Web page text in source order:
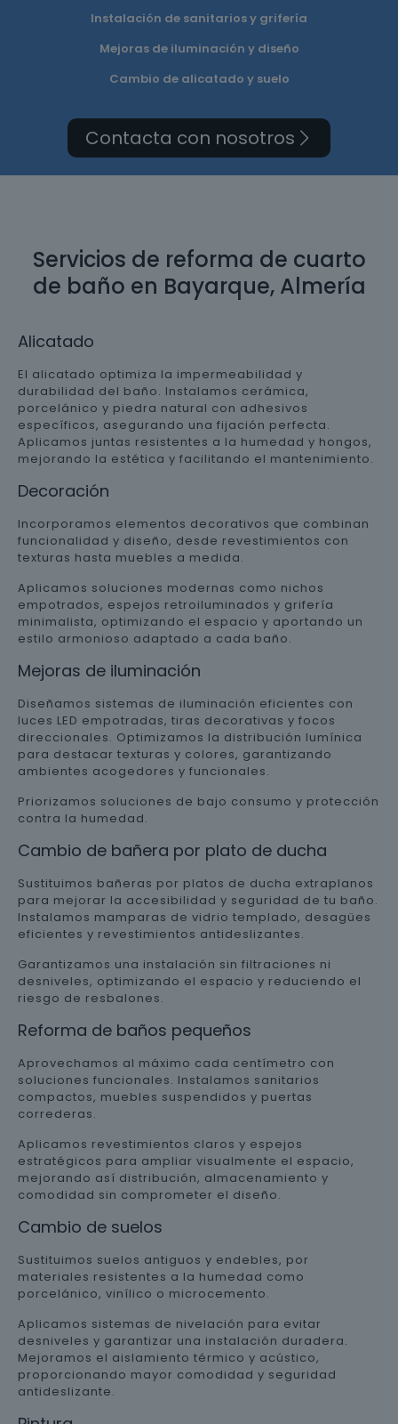
Instalación de sanitarios y grifería
Mejoras de iluminación y diseño
Cambio de alicatado y suelo
Contacta con nosotros
Servicios de reforma de cuarto
de baño en Bayarque, Almería
Alicatado
El alicatado optimiza la impermeabilidad y
durabilidad del baño. Instalamos cerámica,
porcelánico y piedra natural con adhesivos
específicos, asegurando una fijación perfecta.
Aplicamos juntas resistentes a la humedad y hongos,
mejorando la estética y facilitando el mantenimiento.
Decoración
Incorporamos elementos decorativos que combinan
funcionalidad y diseño, desde revestimientos con
texturas hasta muebles a medida.
Aplicamos soluciones modernas como nichos
empotrados, espejos retroiluminados y grifería
minimalista, optimizando el espacio y aportando un
estilo armonioso adaptado a cada baño.
Mejoras de iluminación
Diseñamos sistemas de iluminación eficientes con
luces LED empotradas, tiras decorativas y focos
direccionales. Optimizamos la distribución lumínica
para destacar texturas y colores, garantizando
ambientes acogedores y funcionales.
Priorizamos soluciones de bajo consumo y protección
contra la humedad.
Cambio de bañera por plato de ducha
Sustituimos bañeras por platos de ducha extraplanos
para mejorar la accesibilidad y seguridad de tu baño.
Instalamos mamparas de vidrio templado, desagües
eficientes y revestimientos antideslizantes.
Garantizamos una instalación sin filtraciones ni
desniveles, optimizando el espacio y reduciendo el
riesgo de resbalones.
Reforma de baños pequeños
Aprovechamos al máximo cada centímetro con
soluciones funcionales. Instalamos sanitarios
compactos, muebles suspendidos y puertas
correderas.
Aplicamos revestimientos claros y espejos
estratégicos para ampliar visualmente el espacio,
mejorando así distribución, almacenamiento y
comodidad sin comprometer el diseño.
Cambio de suelos
Sustituimos suelos antiguos y endebles, por
materiales resistentes a la humedad como
porcelánico, vinílico o microcemento.
Aplicamos sistemas de nivelación para evitar
desniveles y garantizar una instalación duradera.
Mejoramos el aislamiento térmico y acústico,
proporcionando mayor comodidad y seguridad
antideslizante.